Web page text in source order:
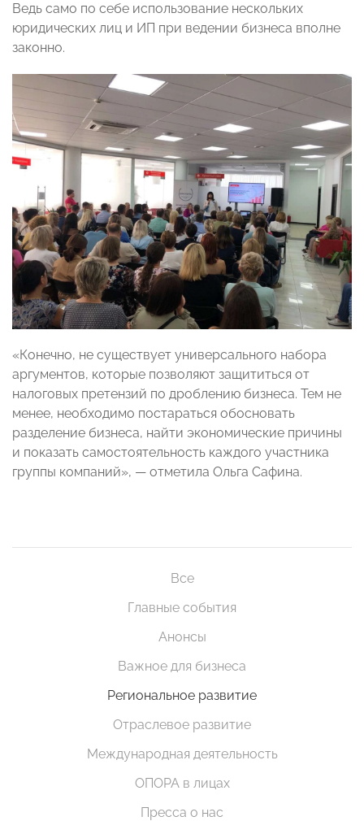
Ведь само по себе использование нескольких
юридических лиц и ИП при ведении бизнеса вполне
законно.
«Конечно, не существует универсального набора
аргументов, которые позволяют защититься от
налоговых претензий по дроблению бизнеса. Тем не
менее, необходимо постараться обосновать
разделение бизнеса, найти экономические причины
и показать самостоятельность каждого участника
группы компаний», — отметила Ольга Сафина.
Все
Главные события
Анонсы
Важное для бизнеса
Региональное развитие
Отраслевое развитие
Международная деятельность
ОПОРА в лицах
Пресса о нас